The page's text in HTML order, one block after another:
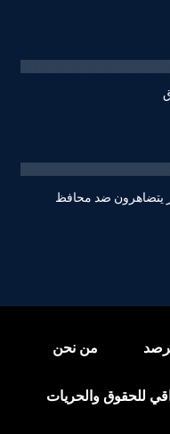
يتضاهرون ضد محافظ
من نحن
للحقوق والحريات